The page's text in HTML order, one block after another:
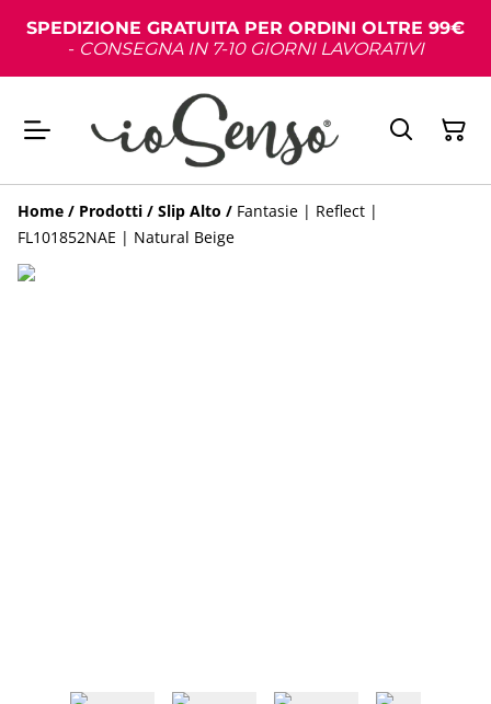
SPEDIZIONE GRATUITA PER ORDINI OLTRE 99€
- CONSEGNA IN 7-10 GIORNI LAVORATIVI
Home / Prodotti / Slip Alto / Fantasie | Reflect |
FL101852NAE | Natural Beige